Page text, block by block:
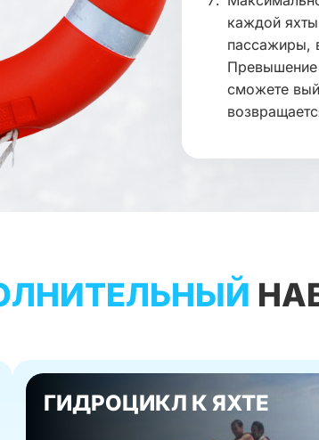
каждой
пассажиры,
Превышение
сможете
ГИДРОЦИКЛ К ЯХТЕ